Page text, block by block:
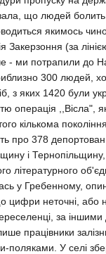
що людей
якимось
Закерзоння (за
- ми потрапили до
300 людей,
з яких 1420 були
операція ,,Вісла",
кількома
про 378
і
літературного
у Гребенному,
цифри неточні, або
за
працівники
поляками. У селі